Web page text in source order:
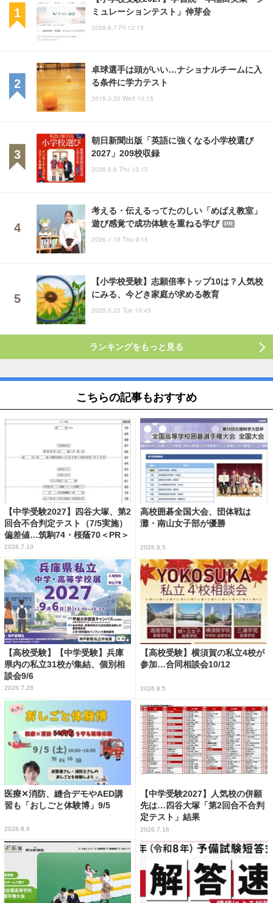
ミュレーションテスト」伸芽会
2026.8.7 Fri 12:15
卓球選手は頭がいい…ナショナルチームに入
る条件に学力テスト
2019.3.20 Wed 10:15
朝日新聞出版「英語に強くなる小学校選び
2027」209校収録
2026.8.6 Thu 13:15
考える・伝えるってたのしい「めばえ教室」
遊び感覚で成功体験を重ねる学び
PR
2026.1.15 Thu 9:15
【小学校受験】志願倍率トップ10は？人気校
にみる、今どき家庭が求める教育
2025.5.20 Tue 10:45
ランキングをもっと見る
こちらの記事もおすすめ
【中学受験2027】四谷大塚、第2
回合不合判定テスト（7/5実施）
偏差値…筑駒74・桜蔭70＜PR＞
2026.7.10
高校囲碁全国大会、団体戦は
灘・南山女子部が優勝
2026.8.5
【高校受験】【中学受験】兵庫
県内の私立31校が集結、個別相
談会9/6
2026.7.28
【高校受験】横須賀の私立4校が
参加…合同相談会10/12
2026.8.5
医療✕消防、縫合デモやAED講
習も「おしごと体験博」9/5
2026.8.6
【中学受験2027】人気校の併願
先は…四谷大塚「第2回合不合判
定テスト」結果
2026.7.16